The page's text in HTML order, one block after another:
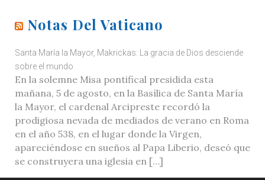
Notas Del Vaticano
Santa María la Mayor, Makrickas: La gracia de Dios desciende
sobre el mundo
En la solemne Misa pontifical presidida esta
mañana, 5 de agosto, en la Basílica de Santa María
la Mayor, el cardenal Arcipreste recordó la
prodigiosa nevada de mediados de verano en Roma
en el año 538, en el lugar donde la Virgen,
apareciéndose en sueños al Papa Liberio, deseó que
se construyera una iglesia en […]